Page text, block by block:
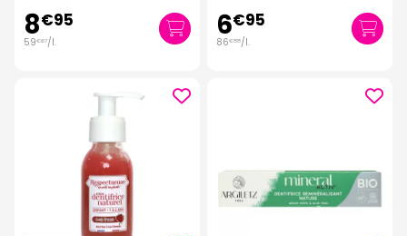
8€95
59€67/l. 6€95
86€88/l.